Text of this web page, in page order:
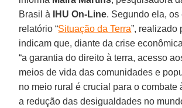
Brasil à IHU On-Line. Segundo ela, os
relatório “Situação da Terra”, realizado
indicam que, diante da crise
“a garantia do direito à terra, acesso
meios de vida das comunidades e
no meio rural é crucial para o combate
a redução das desigualdades no